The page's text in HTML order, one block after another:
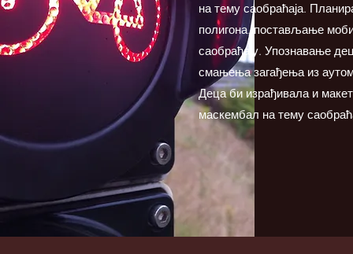
на тему саобраћаја.
полигона, постављање
саобраћају. Упознавање
смањења загађења из
Деца би израђивала и
маскембал на тему